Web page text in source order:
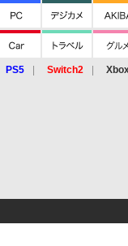
PS5 Switch2